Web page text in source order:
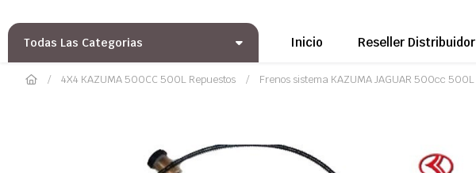
Todas Las Categorias Inicio Reseller Distribuidor
4X4 KAZUMA 500CC 500L Repuestos Frenos sistema KAZUMA JAGUAR 500cc 500L